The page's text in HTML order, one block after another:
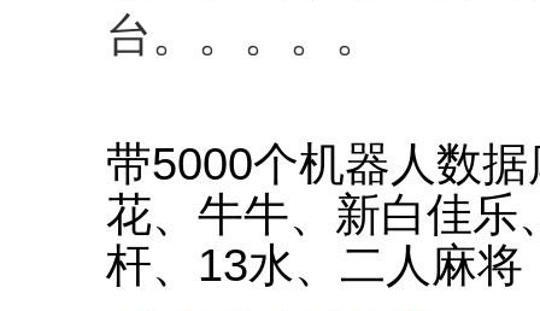
台。。。。。
带5000个机器人数
花、牛牛、新白佳乐
杆、13水、二人麻